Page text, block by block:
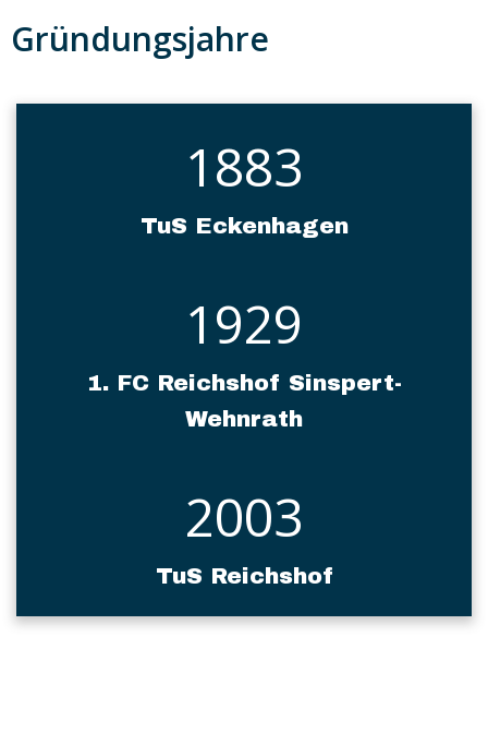
Gründungsjahre
1883
TuS Eckenhagen
1929
1. FC Reichshof Sinspert-
Wehnrath
2003
TuS Reichshof